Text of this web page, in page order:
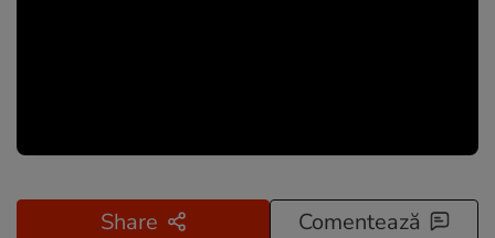
Share Comentează